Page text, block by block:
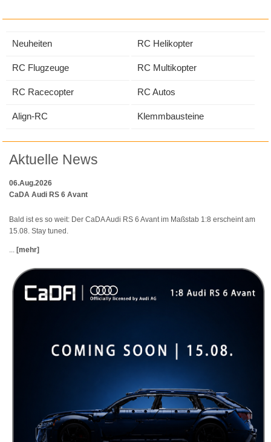
Neuheiten RC Helikopter
RC Flugzeuge RC Multikopter
RC Racecopter RC Autos
Align-RC Klemmbausteine
Aktuelle News
06.Aug.2026
CaDA Audi RS 6 Avant
Bald ist es so weit: Der CaDA Audi RS 6 Avant im Maßstab 1:8 erscheint am
15.08. Stay tuned.
... [mehr]